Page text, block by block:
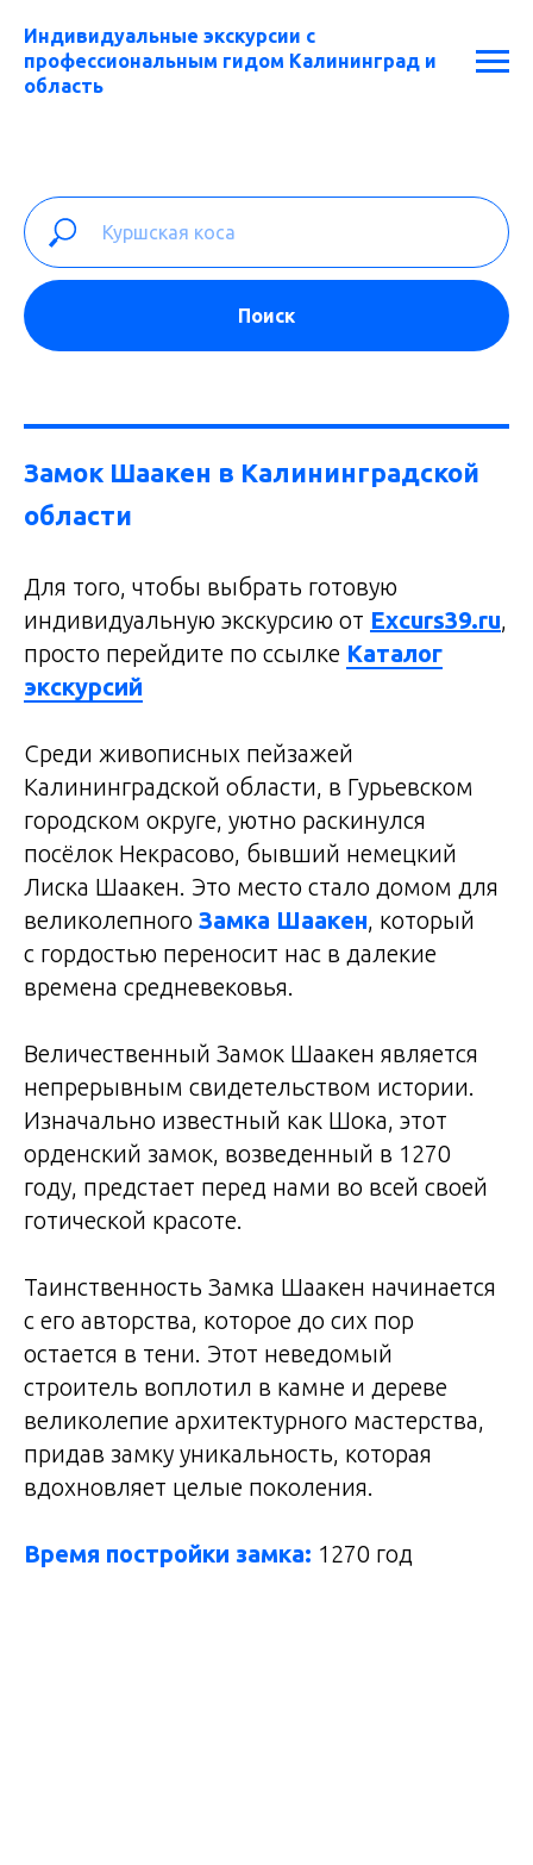
Индивидуальные экскурсии с
профессиональным гидом Калининград и
область
Поиск
Замок Шаакен в Калининградской
области
Для того, чтобы выбрать готовую
индивидуальную экскурсию от Excurs39.ru,
просто перейдите по ссылке Каталог
экскурсий
Среди живописных пейзажей
Калининградской области, в Гурьевском
городском округе, уютно раскинулся
посёлок Некрасово, бывший немецкий
Лиска Шаакен. Это место стало домом для
великолепного Замка Шаакен, который
с гордостью переносит нас в далекие
времена средневековья.
Величественный Замок Шаакен является
непрерывным свидетельством истории.
Изначально известный как Шока, этот
орденский замок, возведенный в 1270
году, предстает перед нами во всей своей
готической красоте.
Таинственность Замка Шаакен начинается
с его авторства, которое до сих пор
остается в тени. Этот неведомый
строитель воплотил в камне и дереве
великолепие архитектурного мастерства,
придав замку уникальность, которая
вдохновляет целые поколения.
Время постройки замка: 1270 год